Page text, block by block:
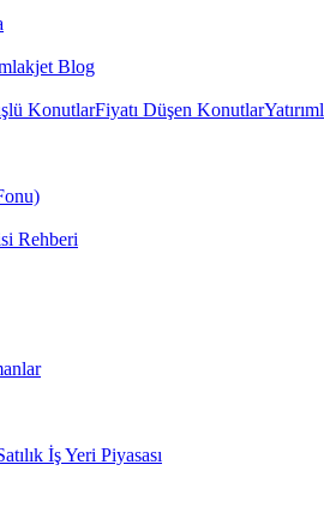
Blog
KonutlarFiyatı Düşen Konutlar
Rehberi
İş Yeri Piyasası